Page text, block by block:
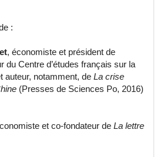
:
, économiste et président de
du Centre d’études français sur la
auteur, notamment, de La crise
(Presses de Sciences Po, 2016)
et co-fondateur de La lettre